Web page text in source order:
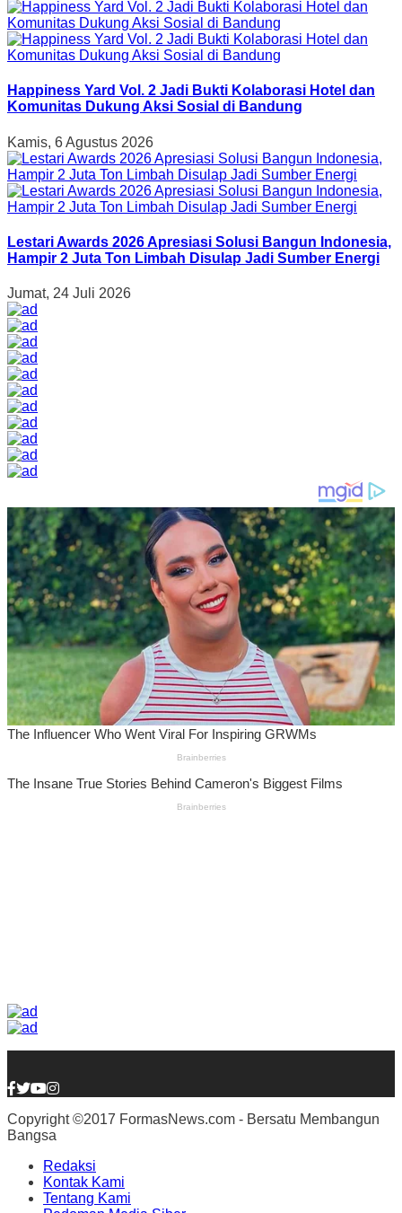
Happiness Yard Vol. 2 Jadi Bukti Kolaborasi Hotel dan
Komunitas Dukung Aksi Sosial di Bandung
Kamis, 6 Agustus 2026
Lestari Awards 2026 Apresiasi Solusi Bangun Indonesia,
Hampir 2 Juta Ton Limbah Disulap Jadi Sumber Energi
Jumat, 24 Juli 2026
Copyright ©2017 FormasNews.com - Bersatu Membangun
Bangsa
Redaksi
Kontak Kami
Tentang Kami